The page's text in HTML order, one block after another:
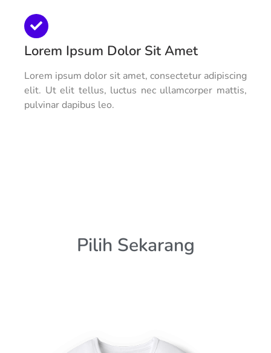
Lorem Ipsum Dolor Sit Amet
Lorem ipsum dolor sit amet, consectetur adipiscing
elit. Ut elit tellus, luctus nec ullamcorper mattis,
pulvinar dapibus leo.
Pilih Sekarang